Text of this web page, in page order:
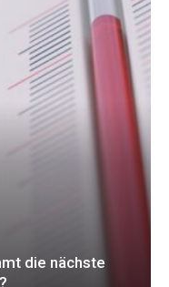
die nächste